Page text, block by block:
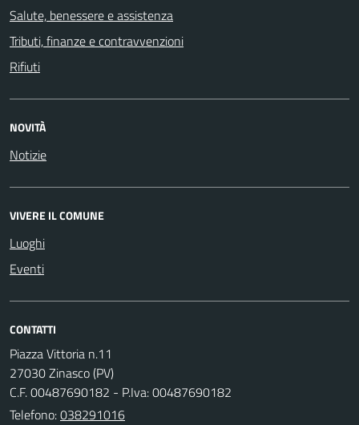
Salute, benessere e assistenza
Tributi, finanze e contravvenzioni
Rifiuti
NOVITÀ
Notizie
VIVERE IL COMUNE
Luoghi
Eventi
CONTATTI
Piazza Vittoria n.11
27030 Zinasco (PV)
C.F. 00487690182 - P.Iva: 00487690182
Telefono:038291016